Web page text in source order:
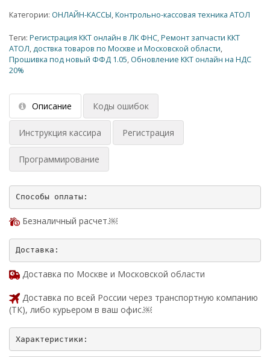
Категории: ОНЛАЙН-КАССЫ,Контрольно-кассовая техника АТОЛ
Теги: Регистрация ККТ онлайн в ЛК ФНС,Ремонт запчасти ККТ
АТОЛ,доствка товаров по Москве и Московской области,
Прошивка под новый ФФД 1.05, Обновление ККТ онлайн на НДС
20%
Описание Коды ошибок
Инструкция кассира Регистрация
Программирование
Безналичный расчет.￼
Доставка по Москве и Московской области
Доставка по всей России через транспортную компанию
(ТК), либо курьером в ваш офис.￼
Характеристики: